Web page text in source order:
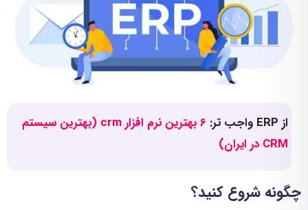
از ERP واجب تر:
6 بهترین نرم افزار crm (بهترین سیستم
CRM در ایران)
چگونه شروع کنید؟